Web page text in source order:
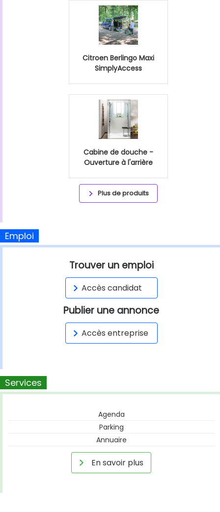
Citroen Berlingo Maxi
SimplyAccess
Cabine de douche -
Ouverture à l'arrière
Plus de produits
Emploi
Trouver un emploi
Accès candidat
Publier une annonce
Accès entreprise
Services
Agenda
Parking
Annuaire
En savoir plus